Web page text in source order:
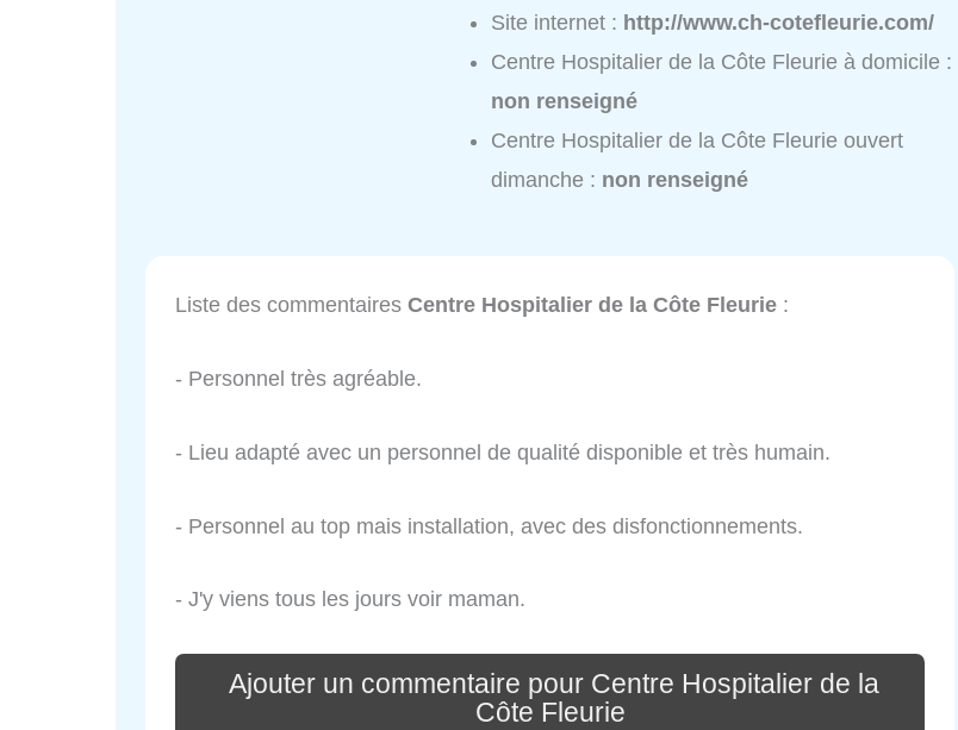
Site internet : http://www.ch-cotefleurie.com/
Centre Hospitalier de la Côte Fleurie à domicile :
non renseigné
Centre Hospitalier de la Côte Fleurie ouvert
dimanche : non renseigné
Liste des commentaires Centre Hospitalier de la Côte Fleurie :
- Personnel très agréable.
- Lieu adapté avec un personnel de qualité disponible et très humain.
- Personnel au top mais installation, avec des disfonctionnements.
- J'y viens tous les jours voir maman.
Ajouter un commentaire pour Centre Hospitalier de la
Côte Fleurie